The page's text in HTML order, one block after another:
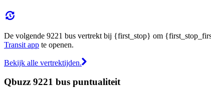
De volgende 9221 bus vertrekt bij {first_stop} om
Transit app te openen.
Bekijk alle vertrektijden.
Qbuzz 9221 bus puntualiteit